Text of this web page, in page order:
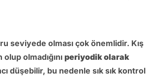
seviyede olması çok önemlidir. Kış
olmadığını periyodik olarak
düşebilir, bu nedenle sık sık kontrol